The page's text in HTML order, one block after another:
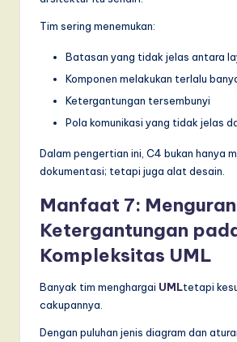
Tim sering menemukan:
Batasan yang tidak jelas antara
Komponen melakukan terlalu
Ketergantungan tersembunyi
Pola komunikasi yang tidak jelas
Dalam pengertian ini, C4 bukan hanya
dokumentasi; tetapi juga alat desain.
Manfaat 7:
Ketergantungan
Kompleksitas UML
Banyak tim menghargai UMLtetapi
cakupannya.
Dengan puluhan jenis diagram dan